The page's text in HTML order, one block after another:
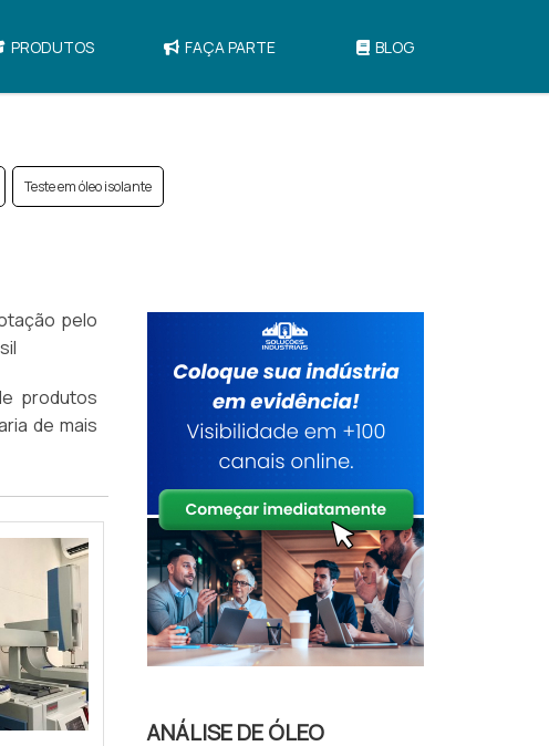
PRODUTOS FAÇA PARTE BLOG
Teste em óleo isolante
pelo
produtos
de mais
ANÁLISE DE ÓLEO